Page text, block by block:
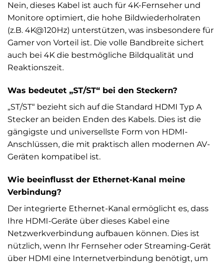
Nein, dieses Kabel ist auch für 4K-Fernseher und
Monitore optimiert, die hohe Bildwiederholraten
(z.B. 4K@120Hz) unterstützen, was insbesondere für
Gamer von Vorteil ist. Die volle Bandbreite sichert
auch bei 4K die bestmögliche Bildqualität und
Reaktionszeit.
Was bedeutet „ST/ST“ bei den Steckern?
„ST/ST“ bezieht sich auf die Standard HDMI Typ A
Stecker an beiden Enden des Kabels. Dies ist die
gängigste und universellste Form von HDMI-
Anschlüssen, die mit praktisch allen modernen AV-
Geräten kompatibel ist.
Wie beeinflusst der Ethernet-Kanal meine
Verbindung?
Der integrierte Ethernet-Kanal ermöglicht es, dass
Ihre HDMI-Geräte über dieses Kabel eine
Netzwerkverbindung aufbauen können. Dies ist
nützlich, wenn Ihr Fernseher oder Streaming-Gerät
über HDMI eine Internetverbindung benötigt, um